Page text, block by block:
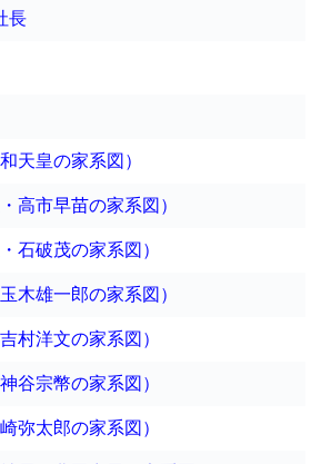
長
天皇の家系図）
高市早苗の家系図）
石破茂の家系図）
木雄一郎の家系図）
村洋文の家系図）
谷宗幣の家系図）
弥太郎の家系図）